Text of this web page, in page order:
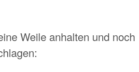
Weile anhalten und noch